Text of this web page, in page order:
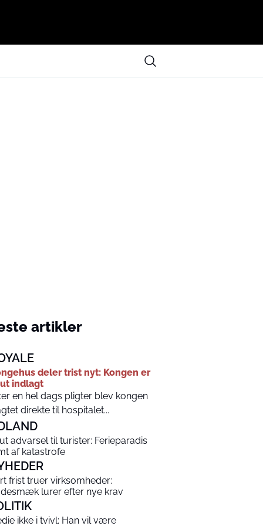
artikler
deler trist nyt: Kongen er
indlagt
en hel dags pligter blev kongen
direkte til hospitalet...
advarsel til turister: Ferieparadis
af katastrofe
frist truer virksomheder:
lurer efter nye krav
ikke i tvivl: Han vil være